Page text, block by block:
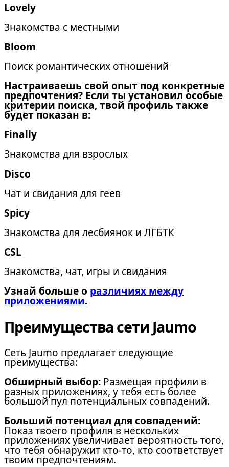
Lovely
Знакомства с местными
Bloom
Поиск романтических отношений
Настраиваешь свой опыт под конкретные
предпочтения? Если ты установил особые
критерии поиска, твой профиль также
будет показан в:
Finally
Знакомства для взрослых
Disco
Чат и свидания для геев
Spicy
Знакомства для лесбиянок и ЛГБТК
CSL
Знакомства, чат, игры и свидания
Узнай больше о различиях между
приложениями.
Преимущества сети Jaumo
Сеть Jaumo предлагает следующие
преимущества:
Обширный выбор: Размещая профили в
разных приложениях, у тебя есть более
большой пул потенциальных совпадений.
Больший потенциал для совпадений:
Показ твоего профиля в нескольких
приложениях увеличивает вероятность того,
что тебя обнаружит кто-то, кто соответствует
твоим предпочтениям.